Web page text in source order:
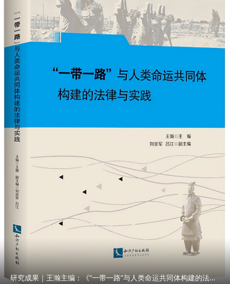
研究成果｜王瀚主编：《“一带一路”与人类命运共同体构建的法律与实践》